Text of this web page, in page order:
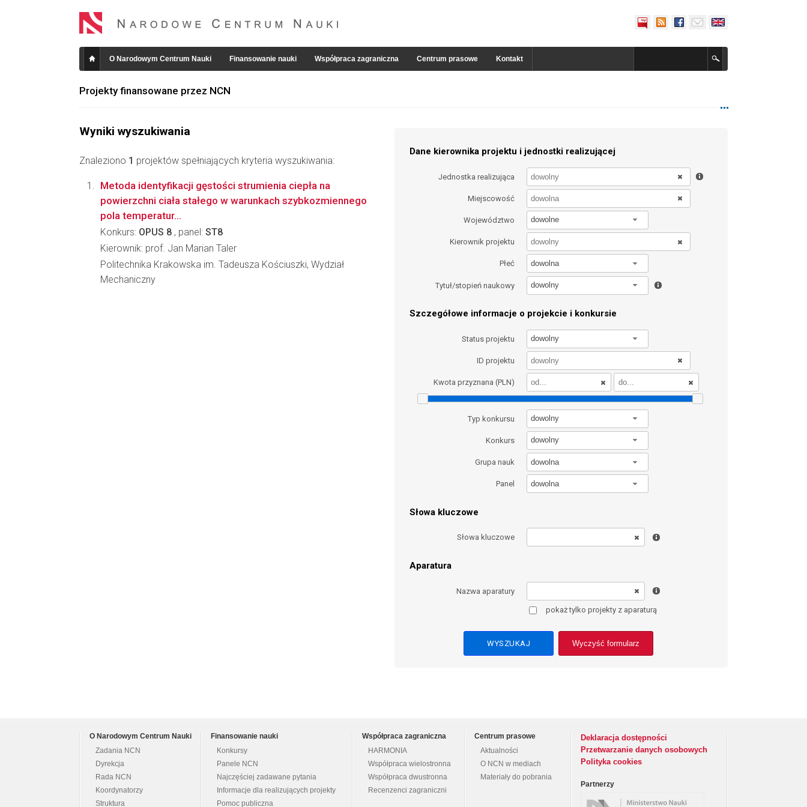
O Narodowym Centrum Nauki Finansowanie nauki Współpraca zagraniczna Centrum prasowe Kontakt
Projekty finansowane przez NCN
Wyniki wyszukiwania
Znaleziono 1 projektów spełniających kryteria wyszukiwania:
Dane kierownika projektu i jednostki realizującej
Jednostka realizująca
Miejscowość
Województwo dowolne
Kierownik projektu
Płeć dowolna
Tytuł/stopień naukowy dowolny
Szczegółowe informacje o projekcie i konkursie
Status projektu dowolny
ID projektu
Kwota przyznana (PLN)
Typ konkursu dowolny
Konkurs dowolny
Grupa nauk dowolna
Panel dowolna
Słowa kluczowe
Słowa kluczowe
Aparatura
Nazwa aparatury
pokaż tylko projekty z aparaturą
Wyczyść formularz
Metoda identyfikacji gęstości strumienia ciepła na
powierzchni ciała stałego w warunkach szybkozmiennego
pola temperatur...
Konkurs: OPUS 8 , panel: ST8
Kierownik: prof. Jan Marian Taler
Politechnika Krakowska im. Tadeusza Kościuszki, Wydział
Mechaniczny
O Narodowym Centrum Nauki
Zadania NCN
Dyrekcja
Rada NCN
Koordynatorzy
Struktura
Finansowanie nauki
Konkursy
Panele NCN
Najczęściej zadawane pytania
Informacje dla realizujących projekty
Pomoc publiczna
Współpraca zagraniczna
HARMONIA
Współpraca wielostronna
Współpraca dwustronna
Recenzenci zagraniczni
Centrum prasowe
Aktualności
O NCN w mediach
Materiały do pobrania
Deklaracja dostępności
Przetwarzanie danych osobowych
Polityka cookies
Partnerzy